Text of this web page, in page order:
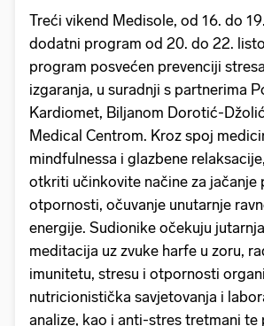
Treći vikend Medisole, od 16. do
dodatni program od 20. do 22.
program posvećen prevenciji
izgaranja, u suradnji s partnerima
Kardiomet, Biljanom Dorotić-
Medical Centrom. Kroz spoj
mindfulnessa i glazbene
otkriti učinkovite načine za jačanje
otpornosti, očuvanje unutarnje
energije. Sudionike očekuju
meditacija uz zvuke harfe u zoru,
imunitetu, stresu i otpornosti
nutricionistička savjetovanja i
analize, kao i anti-stres tretmani te